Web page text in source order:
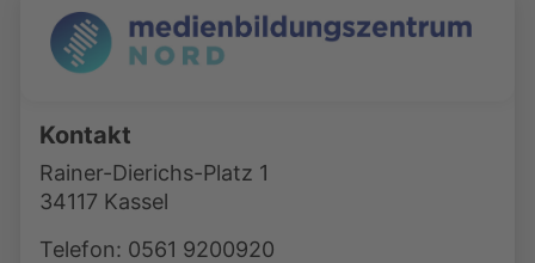
Kontakt
Rainer-Dierichs-Platz 1
34117 Kassel
Telefon: 0561 9200920